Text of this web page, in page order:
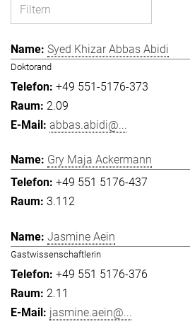
Syed Khizar Abbas Abidi
Doktorand
+49 551-5176-373
2.09
abbas.abidi@...
Gry Maja Ackermann
+49 551 5176-437
3.112
Jasmine Aein
Gastwissenschaftlerin
+49 551 5176-376
2.11
jasmine.aein@...